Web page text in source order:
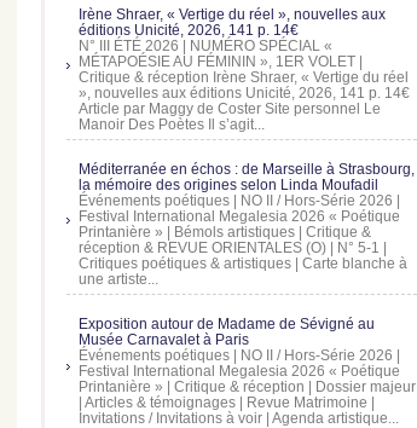
Irène Shraer, « Vertige du réel », nouvelles aux
éditions Unicité, 2026, 141 p. 14€
N° III ÉTÉ 2026 | NUMÉRO SPÉCIAL «
MÉTAPOÉSIE AU FÉMININ », 1ER VOLET |
Critique & réception Irène Shraer, « Vertige du réel
», nouvelles aux éditions Unicité, 2026, 141 p. 14€
Article par Maggy de Coster Site personnel Le
Manoir Des Poètes Il s’agit...
Méditerranée en échos : de Marseille à Strasbourg,
la mémoire des origines selon Linda Moufadil
Événements poétiques | NO II / Hors-Série 2026 |
Festival International Megalesia 2026 « Poétique
Printanière » | Bémols artistiques | Critique &
réception & REVUE ORIENTALES (O) | N° 5-1 |
Critiques poétiques & artistiques | Carte blanche à
une artiste...
Exposition autour de Madame de Sévigné au
Musée Carnavalet à Paris
Événements poétiques | NO II / Hors-Série 2026 |
Festival International Megalesia 2026 « Poétique
Printanière » | Critique & réception | Dossier majeur
| Articles & témoignages | Revue Matrimoine |
Invitations / Invitations à voir | Agenda artistique...